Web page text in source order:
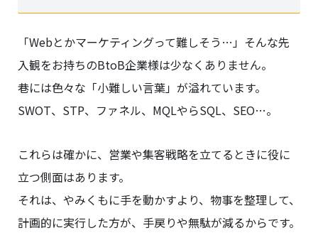
「Webとかマーケティングって難しそう…」そんな先
入観をお持ちのBtoB企業様は少なくありません。
巷には色々な「小難しい言葉」が溢れています。
SWOT、STP、ファネル、MQLやらSQL、SEO…。
これらは確かに、営業や集客戦略を立てるときに役に
立つ側面はあります。
それは、やみくもに手を動かすより、物事を整理して、
計画的に実行した方が、手戻りや無駄が減るからです。